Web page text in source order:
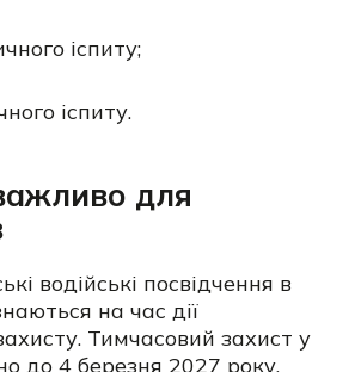
іспиту;
іспиту.
для
водійські посвідчення в
на час дії
Тимчасовий захист у
до 4 березня 2027 року.